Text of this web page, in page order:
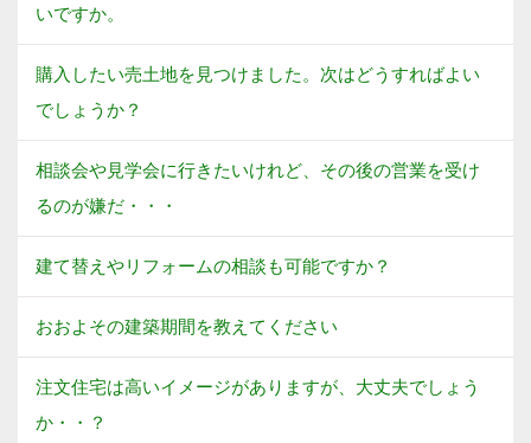
いですか。
購入したい売土地を見つけました。次はどうすればよい
でしょうか？
相談会や見学会に行きたいけれど、その後の営業を受け
るのが嫌だ・・・
建て替えやリフォームの相談も可能ですか？
おおよその建築期間を教えてください
注文住宅は高いイメージがありますが、大丈夫でしょう
か・・？